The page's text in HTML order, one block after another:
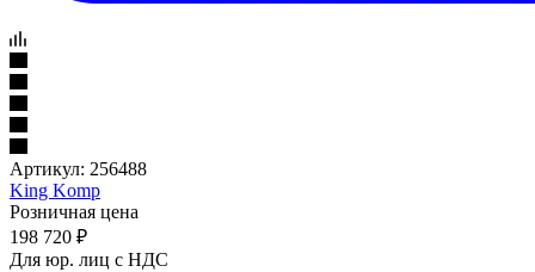
Артикул: 256488
King Komp
Розничная цена
198 720 ₽
Для юр. лиц c НДС